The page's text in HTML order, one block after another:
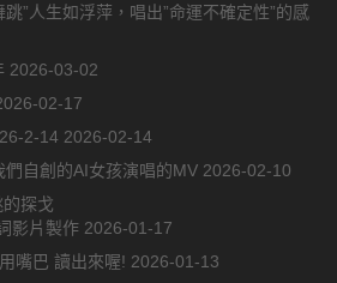
跳”人生如浮萍，唱出”命運不確定性”的感
2026-03-02
02-17
2-14 2026-02-14
自創的AI女孩演唱的MV 2026-02-10
探戈
影片製作 2026-01-17
嘴巴 讀出來喔! 2026-01-13